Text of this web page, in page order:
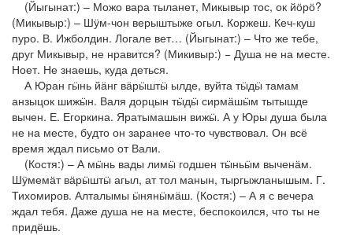
(Йыгынат:) – Можо вара тыланет, Микывыр тос, ок йӧрӧ?
(Микывыр:) – Шӱм-чон верыштыже огыл. Коржеш. Кеч-куш
пуро. В. Ижболдин. Логале вет… (Йыгынат:) – Что же тебе,
друг Микывыр, не нравится? (Микивыр:) − Душа не на месте.
Ноет. Не знаешь, куда деться.
А Юран гӹнь йӓнг вӓрӹштӹ ылде, вуйта тӹдӹ тамам
анзыцок шижӹн. Валя дорцын тӹдӹ сирмӓшӹм тытышде
вычен. Е. Егоркина. Яратымашын вижӹ. А у Юры душа была
не на месте, будто он заранее что-то чувствовал. Он всё
время ждал письмо от Вали.
(Костя:) – А мӹнь вады лимӹ годшен тӹньӹм выченӓм.
Шӱмемӓт вӓрӹштӹ агыл, ат тол манын, тыргыжланышым. Г.
Тихомиров. Алталымы ӹнянӹмӓш. (Костя:) – А я с вечера
ждал тебя. Даже душа не на месте, беспокоился, что ты не
придёшь.